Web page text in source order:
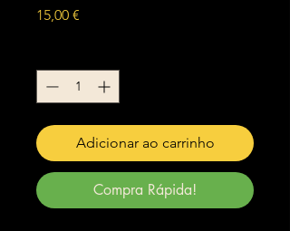
15,00 €
Adicionar ao carrinho
Compra Rápida!